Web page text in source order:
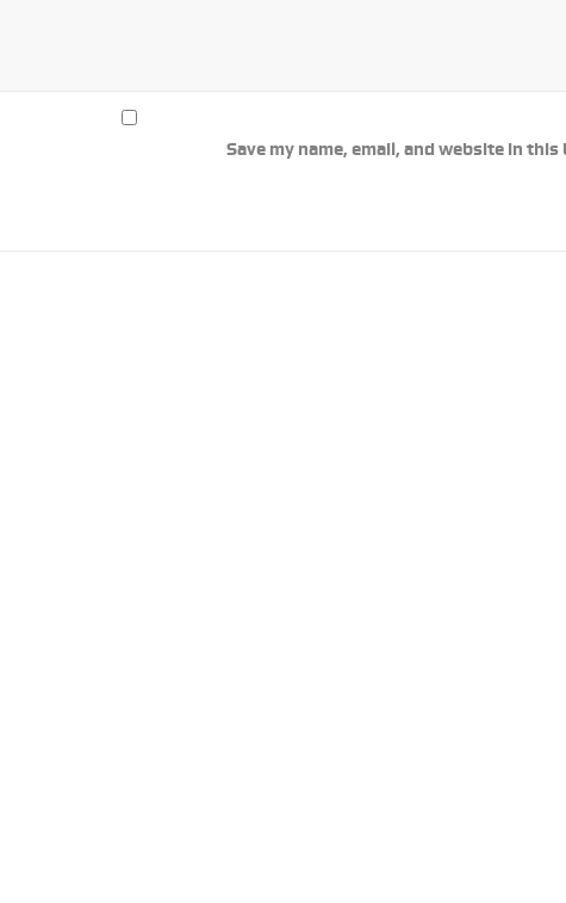
Save my name, email, and website in